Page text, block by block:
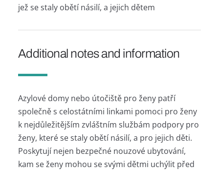
jež se staly obětí násilí, a jejich dětem
Additional notes and information
Azylové domy nebo útočiště pro ženy patří
společně s celostátními linkami pomoci pro ženy
k nejdůležitějším zvláštním službám podpory pro
ženy, které se staly obětí násilí, a pro jejich děti.
Poskytují nejen bezpečné nouzové ubytování,
kam se ženy mohou se svými dětmi uchýlit před